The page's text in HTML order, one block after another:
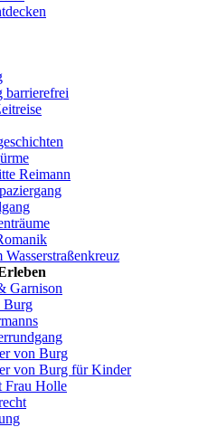
barrierefrei
Reimann
Garnison
Burg
von Burg
von Burg für Kinder
Frau Holle